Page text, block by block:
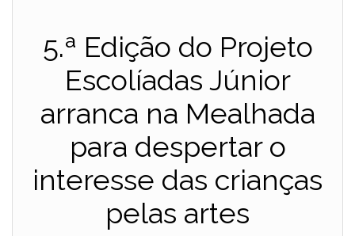
5.ª Edição do Projeto
Escolíadas Júnior
arranca na Mealhada
para despertar o
interesse das crianças
pelas artes